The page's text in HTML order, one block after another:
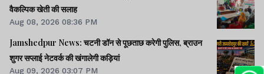
वैकल्पिक खेती की सलाह
Aug 08, 2026 08:36 PM
Jamshedpur News: चटनी डॉन से पूछताछ करेगी पुलिस, ब्राउन
शुगर सप्लाई नेटवर्क की खंगालेगी कड़ियां
Aug 09, 2026 03:07 PM